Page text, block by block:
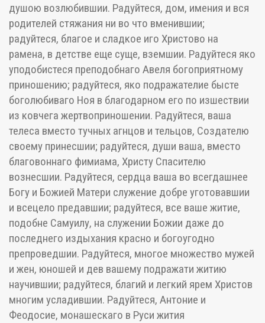
душою возлюбившии. Радуйтеся, дом, имения и вся
родителей стяжания ни во что вменившии;
радуйтеся, благое и сладкое иго Христово на
рамена, в детстве еще суще, вземшии. Радуйтеся яко
уподобистеся преподобнаго Авеля богоприятному
приношению; радуйтеся, яко подражателие бысте
боголюбиваго Ноя в благодарном его по изшествии
из ковчега жертвоприношении. Радуйтеся, ваша
телеса вместо тучных агнцов и тельцов, Создателю
своему принесшии; радуйтеся, души ваша, вместо
благовоннаго фимиама, Христу Спасителю
вознесшии. Радуйтеся, сердца ваша во всегдашнее
Богу и Божией Матери служение добре уготовавшии
и всецело предавшии; радуйтеся, все ваше житие,
подобне Самуилу, на служении Божии даже до
последнего издыхания красно и богоугодно
препроведшии. Радуйтеся, многое множество мужей
и жен, юношей и дев вашему подражати житию
научившии; радуйтеся, благий и легкий ярем Христов
многим усладившии. Радуйтеся, Антоние и
Феодосие, монашескаго в Руси жития